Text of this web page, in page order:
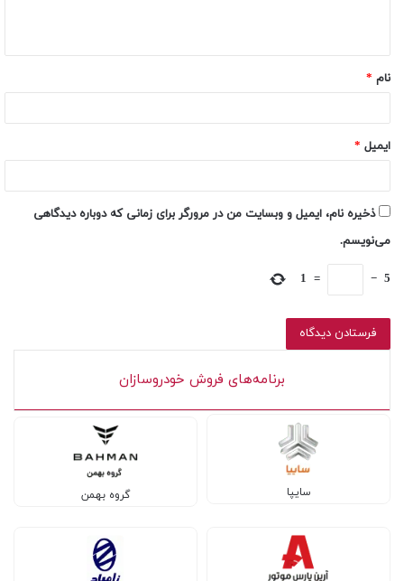
نام *
ایمیل *
ذخیره نام، ایمیل و وبسایت من در مرورگر برای زمانی که دوباره دیدگاهی
می‌نویسم.
5
−
=
1
برنامه‌های فروش خودروسازان
سایپا گروه بهمن